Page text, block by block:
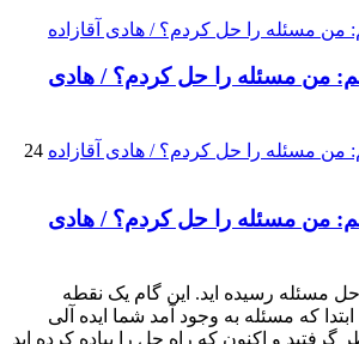
من مسئله را حل کردم؟ / هادی
24
من مسئله را حل کردم؟ / هادی
حل مسئله رسیده اید. این گام یک نقطه
که مسئله به وجود آمد شما ایده آلی
گرفتید و اکنون که راه حل را پیاده کرده اید